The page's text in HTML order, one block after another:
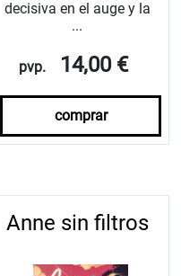
decisiva en el auge y la
...
pvp. 14,00 €
comprar
Anne sin filtros